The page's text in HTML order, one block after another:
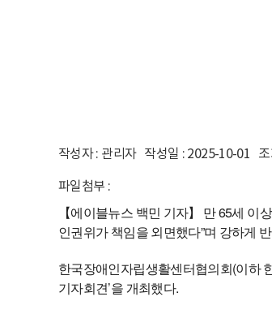
작성자 : 관리자 작성일 : 2025-10-01 조
파일첨부 :
【에이블뉴스 백민 기자】 만 65세
인권위가 책임을 외면했다”며 강하게
한국장애인자립생활센터협의회(이하
기자회견’을 개최했다.